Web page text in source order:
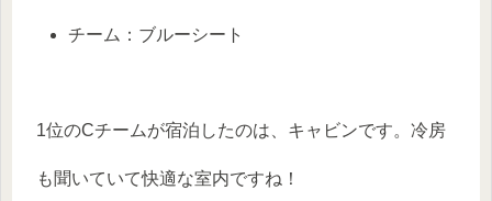
チーム：ブルーシート
1位のCチームが宿泊したのは、キャビンです。冷房
も聞いていて快適な室内ですね！